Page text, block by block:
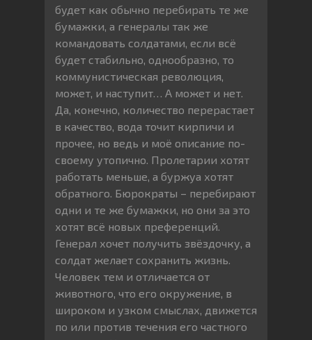
будет как обычно перебирать те же
бумажки, а генералы так же
командовать солдатами, если всё
будет стабильно, однообразно, то
коммунистическая революция,
может, и наступит… А может и нет.
Да, конечно, количество перерастает
в качество, вода точит кирпичи и
прочее, но ведь и моё описание по-
своему утопично. Пролетарии хотят
работать меньше, а буржуа хотят
обратного. Бюрократы – перебирают
одни и те же бумажки, но они за это
хотят всё новых преференций.
Генерал хочет получить звёздочку, а
солдат желает сохранить жизнь.
Человек тем и отличается от
животного, что его окружение, в
широком и узком смыслах, движется
по или против течения его частного